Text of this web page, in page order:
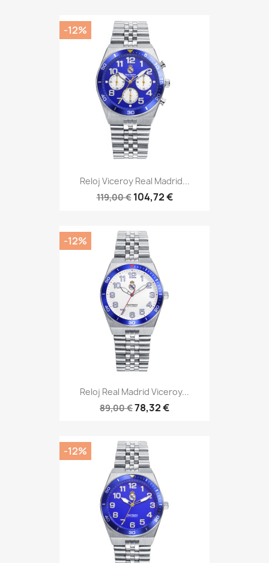
Reloj Viceroy Real Madrid...
119,00 € 104,72 €
-12%
Reloj Real Madrid Viceroy...
89,00 €78,32 €
-12%
-12%